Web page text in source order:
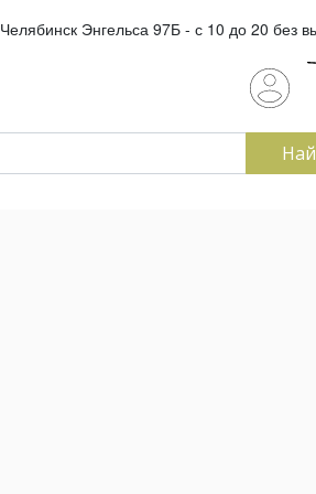
Челябинск Энгельса 97Б - с 10 до 20 без